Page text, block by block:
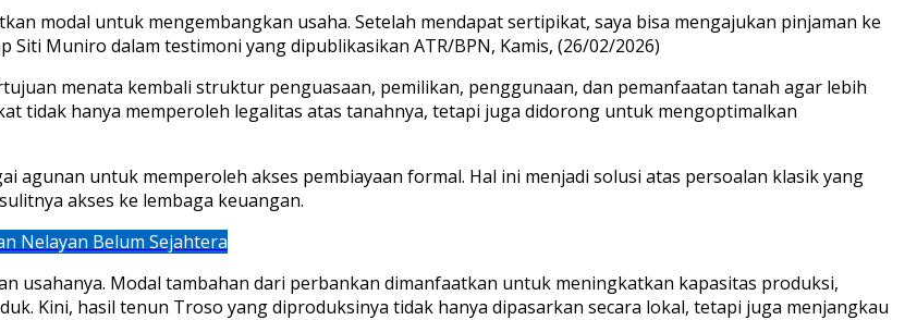
modal untuk mengembangkan usaha. Setelah mendapat sertipikat, saya bisa mengajukan pinjaman ke
Muniro dalam testimoni yang dipublikasikan ATR/BPN, Kamis, (26/02/2026)
menata kembali struktur penguasaan, pemilikan, penggunaan, dan pemanfaatan tanah agar lebih
tidak hanya memperoleh legalitas atas tanahnya, tetapi juga didorong untuk mengoptimalkan
agunan untuk memperoleh akses pembiayaan formal. Hal ini menjadi solusi atas persoalan klasik yang
akses ke lembaga keuangan.
Nelayan Belum Sejahtera
usahanya. Modal tambahan dari perbankan dimanfaatkan untuk meningkatkan kapasitas produksi,
Kini, hasil tenun Troso yang diproduksinya tidak hanya dipasarkan secara lokal, tetapi juga menjangkau